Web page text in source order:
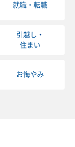
就職・転職
引越し・
住まい
お悔やみ